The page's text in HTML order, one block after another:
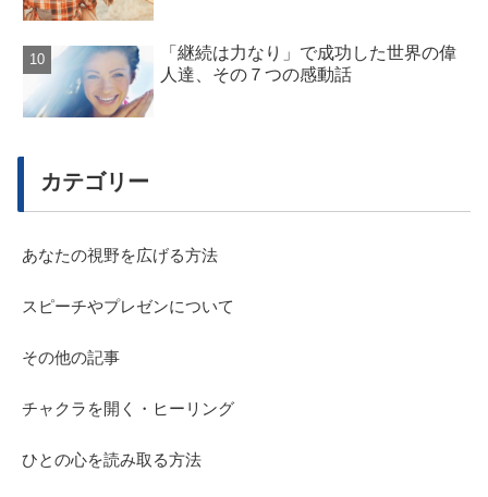
「継続は力なり」で成功した世界の偉
人達、その７つの感動話
カテゴリー
あなたの視野を広げる方法
スピーチやプレゼンについて
その他の記事
チャクラを開く・ヒーリング
ひとの心を読み取る方法